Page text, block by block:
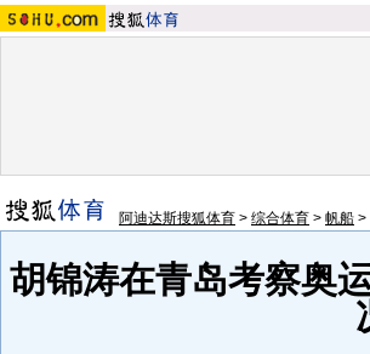
阿迪达斯搜狐体育 > 综合体育 > 帆船 >
胡锦涛在青岛考察奥